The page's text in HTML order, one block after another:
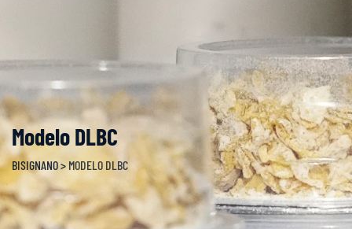
Modelo DLBC
BISIGNANO> MODELO DLBC